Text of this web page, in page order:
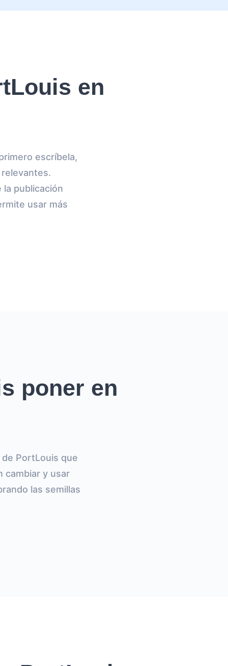
en
escríbela,
publicación
usar más
poner en
PortLouis que
cambiar y usar
las semillas